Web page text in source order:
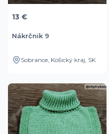
13 €
Nákrčnik 9
Sobrance, Košický kraj, SK